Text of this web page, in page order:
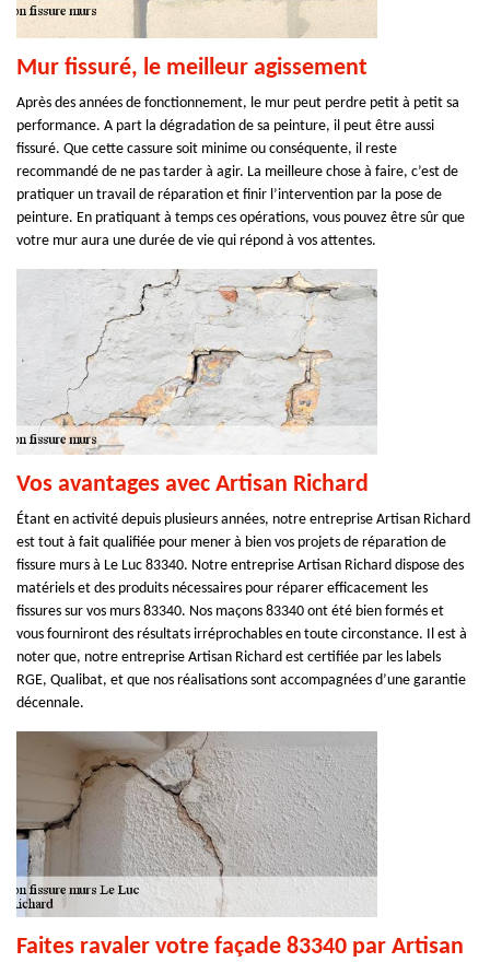
Mur fissuré, le meilleur agissement
Après des années de fonctionnement, le mur peut perdre petit à petit sa
performance. A part la dégradation de sa peinture, il peut être aussi
fissuré. Que cette cassure soit minime ou conséquente, il reste
recommandé de ne pas tarder à agir. La meilleure chose à faire, c’est de
pratiquer un travail de réparation et finir l’intervention par la pose de
peinture. En pratiquant à temps ces opérations, vous pouvez être sûr que
votre mur aura une durée de vie qui répond à vos attentes.
Vos avantages avec Artisan Richard
Étant en activité depuis plusieurs années, notre entreprise Artisan Richard
est tout à fait qualifiée pour mener à bien vos projets de réparation de
fissure murs à Le Luc 83340. Notre entreprise Artisan Richard dispose des
matériels et des produits nécessaires pour réparer efficacement les
fissures sur vos murs 83340. Nos maçons 83340 ont été bien formés et
vous fourniront des résultats irréprochables en toute circonstance. Il est à
noter que, notre entreprise Artisan Richard est certifiée par les labels
RGE, Qualibat, et que nos réalisations sont accompagnées d’une garantie
décennale.
Faites ravaler votre façade 83340 par Artisan